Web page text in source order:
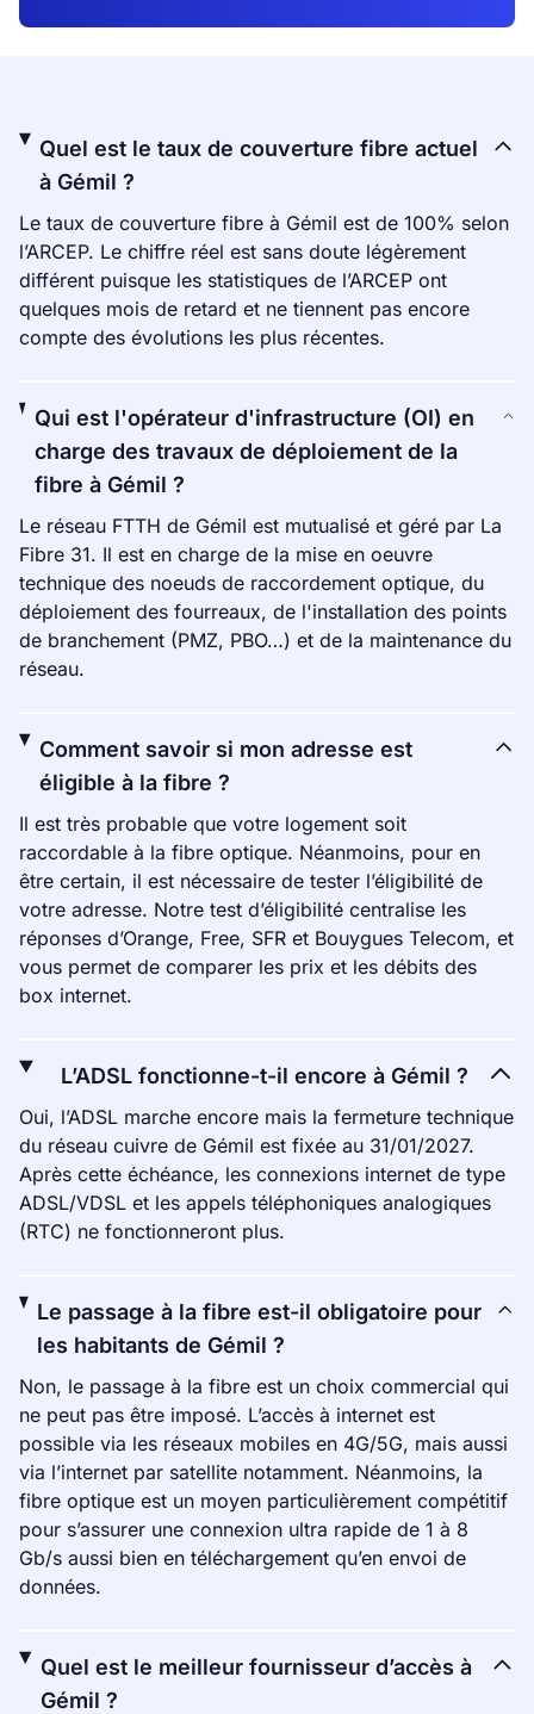
Quel est le taux de couverture fibre actuel
à Gémil ?
Le taux de couverture fibre à Gémil est de 100% selon
l’ARCEP. Le chiffre réel est sans doute légèrement
différent puisque les statistiques de l’ARCEP ont
quelques mois de retard et ne tiennent pas encore
compte des évolutions les plus récentes.
Qui est l'opérateur d'infrastructure (OI) en
charge des travaux de déploiement de la
fibre à Gémil ?
Le réseau FTTH de Gémil est mutualisé et géré par La
Fibre 31. Il est en charge de la mise en oeuvre
technique des noeuds de raccordement optique, du
déploiement des fourreaux, de l'installation des points
de branchement (PMZ, PBO…) et de la maintenance du
réseau.
Comment savoir si mon adresse est
éligible à la fibre ?
Il est très probable que votre logement soit
raccordable à la fibre optique. Néanmoins, pour en
être certain, il est nécessaire de tester l’éligibilité de
votre adresse. Notre test d’éligibilité centralise les
réponses d’Orange, Free, SFR et Bouygues Telecom, et
vous permet de comparer les prix et les débits des
box internet.
L’ADSL fonctionne-t-il encore à Gémil ?
Oui, l’ADSL marche encore mais la fermeture technique
du réseau cuivre de Gémil est fixée au 31/01/2027.
Après cette échéance, les connexions internet de type
ADSL/VDSL et les appels téléphoniques analogiques
(RTC) ne fonctionneront plus.
Le passage à la fibre est-il obligatoire pour
les habitants de Gémil ?
Non, le passage à la fibre est un choix commercial qui
ne peut pas être imposé. L’accès à internet est
possible via les réseaux mobiles en 4G/5G, mais aussi
via l’internet par satellite notamment. Néanmoins, la
fibre optique est un moyen particulièrement compétitif
pour s’assurer une connexion ultra rapide de 1 à 8
Gb/s aussi bien en téléchargement qu’en envoi de
données.
Quel est le meilleur fournisseur d’accès à
Gémil ?